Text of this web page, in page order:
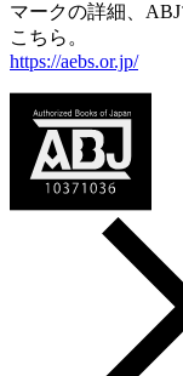
マークの詳細、
こちら。
https://aebs.or.jp/